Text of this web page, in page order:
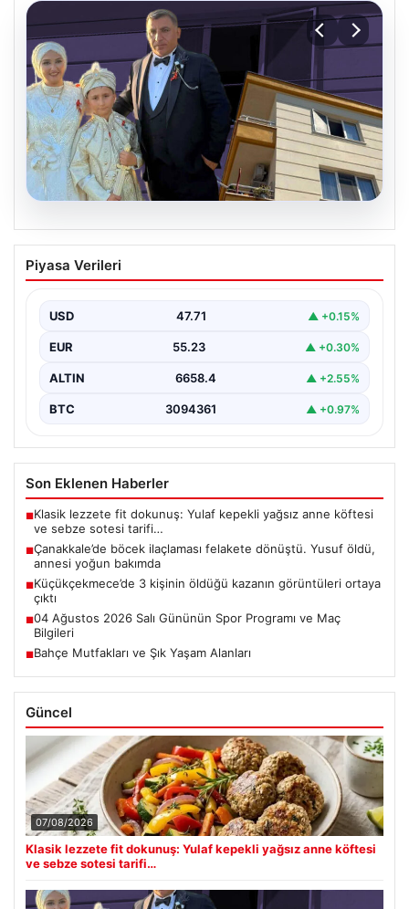
06.08.2026
Çanakkale’de böcek ilaçlaması felakete
dönüştü. Yusuf öldü, annesi yoğun
{"title": "Çanakkale'de Böcek İlaçlaması Felakete
"Çanakkale’nin Barbaros…
Piyasa Verileri
USD 47.71 ▲ +0.15%
EUR 55.23 ▲ +0.30%
ALTIN 6658.4 ▲ +2.55%
BTC 3094361 ▲ +0.97%
Son Eklenen Haberler
■Klasik lezzete fit dokunuş: Yulaf kepekli yağsız anne köftesi
ve sebze sotesi tarifi…
■Çanakkale’de böcek ilaçlaması felakete dönüştü. Yusuf öldü,
annesi yoğun bakımda
■Küçükçekmece’de 3 kişinin öldüğü kazanın görüntüleri ortaya
çıktı
■04 Ağustos 2026 Salı Gününün Spor Programı ve Maç
Bilgileri
■Bahçe Mutfakları ve Şık Yaşam Alanları
Güncel
07/08/2026
Klasik lezzete fit dokunuş: Yulaf kepekli yağsız anne köftesi
ve sebze sotesi tarifi…